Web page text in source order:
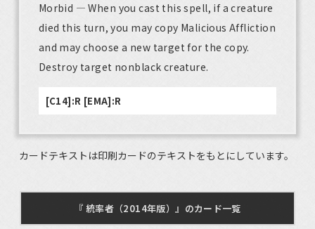
Morbid — When you cast this spell, if a creature
died this turn, you may copy Malicious Affliction
and may choose a new target for the copy.
Destroy target nonblack creature.
[C14]:R [EMA]:R
カードテキストは印刷カードのテキストをもとにしています。
『 統率者（2014年版）』のカード一覧